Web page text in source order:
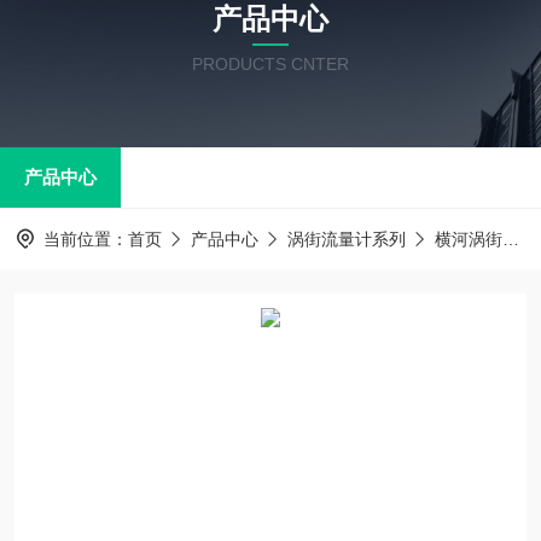
产品中心
PRODUCTS CNTER
产品中心
当前位置： 首页 产品中心 涡街流量计系列 横河涡街流量计